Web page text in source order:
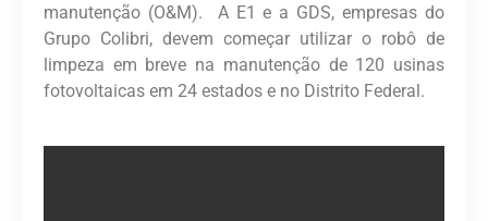
manutenção (O&M). A E1 e a GDS, empresas do
Grupo Colibri, devem começar utilizar o robô de
limpeza em breve na manutenção de 120 usinas
fotovoltaicas em 24 estados e no Distrito Federal.